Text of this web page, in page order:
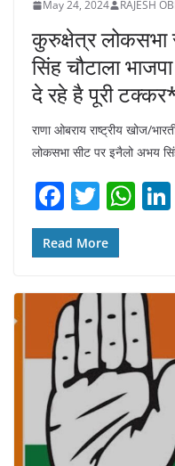
May 24, 2024 RAJESH
कुरुक्षेत्र
सिंह चौटाला
दे रहे है पूरी
राणा ओबराय राष्ट्रीय खोज/
लोकसभा सीट पर इनैलो अभय
F
a
c
b
o
o
k
T
w
itt
W
A
p
p
Read More